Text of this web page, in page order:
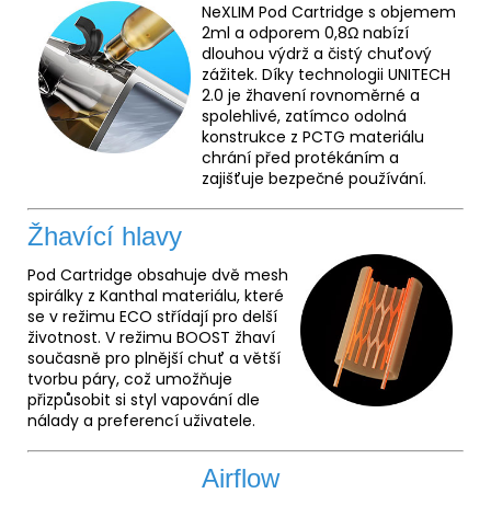
NeXLIM Pod Cartridge s objemem
2ml a odporem 0,8Ω nabízí
dlouhou výdrž a čistý chuťový
zážitek. Díky technologii UNITECH
2.0 je žhavení rovnoměrné a
spolehlivé, zatímco odolná
konstrukce z PCTG materiálu
chrání před protékáním a
zajišťuje bezpečné používání.
Žhavící hlavy
Pod Cartridge obsahuje dvě mesh
spirálky z Kanthal materiálu, které
se v režimu ECO střídají pro delší
životnost. V režimu BOOST žhaví
současně pro plnější chuť a větší
tvorbu páry, což umožňuje
přizpůsobit si styl vapování dle
nálady a preferencí uživatele.
Airflow